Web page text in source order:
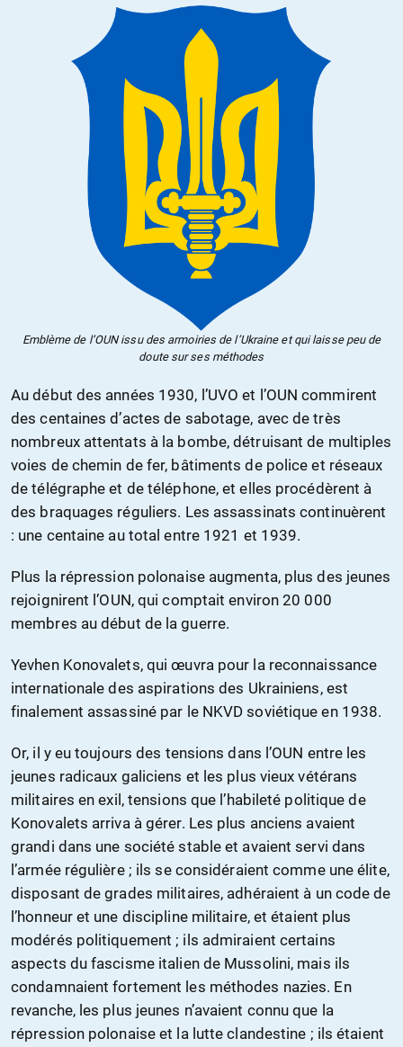
Emblème de l’OUN issu des armoiries de l’Ukraine et qui laisse peu de
doute sur ses méthodes
Au début des années 1930, l’UVO et l’OUN commirent
des centaines d’actes de sabotage, avec de très
nombreux attentats à la bombe, détruisant de multiples
voies de chemin de fer, bâtiments de police et réseaux
de télégraphe et de téléphone, et elles procédèrent à
des braquages réguliers. Les assassinats continuèrent
: une centaine au total entre 1921 et 1939.
Plus la répression polonaise augmenta, plus des jeunes
rejoignirent l’OUN, qui comptait environ 20 000
membres au début de la guerre.
Yevhen Konovalets, qui œuvra pour la reconnaissance
internationale des aspirations des Ukrainiens, est
finalement assassiné par le NKVD soviétique en 1938.
Or, il y eu toujours des tensions dans l’OUN entre les
jeunes radicaux galiciens et les plus vieux vétérans
militaires en exil, tensions que l’habileté politique de
Konovalets arriva à gérer. Les plus anciens avaient
grandi dans une société stable et avaient servi dans
l’armée régulière ; ils se considéraient comme une élite,
disposant de grades militaires, adhéraient à un code de
l’honneur et une discipline militaire, et étaient plus
modérés politiquement ; ils admiraient certains
aspects du fascisme italien de Mussolini, mais ils
condamnaient fortement les méthodes nazies. En
revanche, les plus jeunes n’avaient connu que la
répression polonaise et la lutte clandestine ; ils étaient